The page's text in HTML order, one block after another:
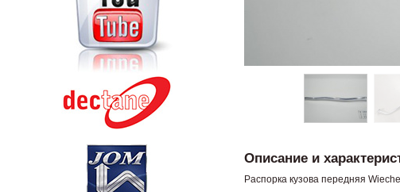
Описание и
Распорка кузова передняя